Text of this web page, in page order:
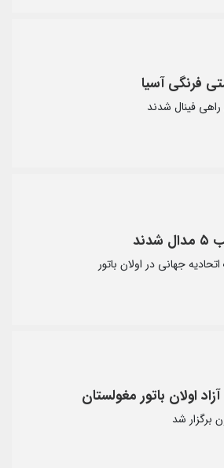
فرنگی آسیا
فینال شدند
جهانی در اولان باتور
اولان باتور مغولستان